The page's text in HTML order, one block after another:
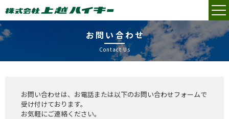
お問い合わせ
Contact Us
お問い合わせは、お電話または以下のお問い合わせフォームで
受け付けております。
お気軽にご連絡ください。